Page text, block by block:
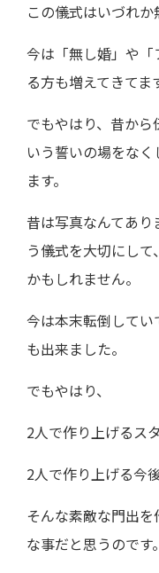
この儀式はいづれ
今は「無し婚」や
る方も増えてきてま
でもやはり、昔か
いう誓いの場をな
ます。
昔は写真なんてあ
う儀式を大切にし
かもしれません。
今は本末転倒して
も出来ました。
でもやはり、
2人で作り上げるス
2人で作り上げる今
そんな素敵な門出
な事だと思うのです。